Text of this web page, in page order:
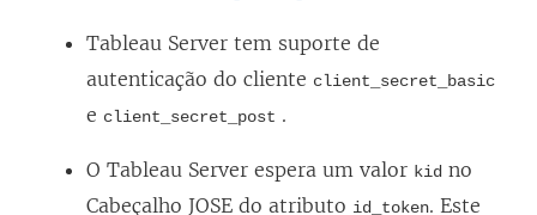
m
n
o
a
Tableau Server tem suporte de
autenticação do cliente client_secret_basic
e client_secret_post .
O Tableau Server espera um valor kid no
Cabeçalho JOSE do atributo id_token. Este